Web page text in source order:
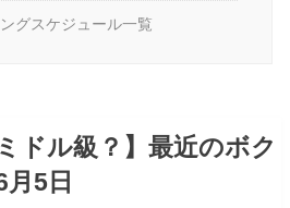
グスケジュール一覧
ドル級？】最近のボク
5日